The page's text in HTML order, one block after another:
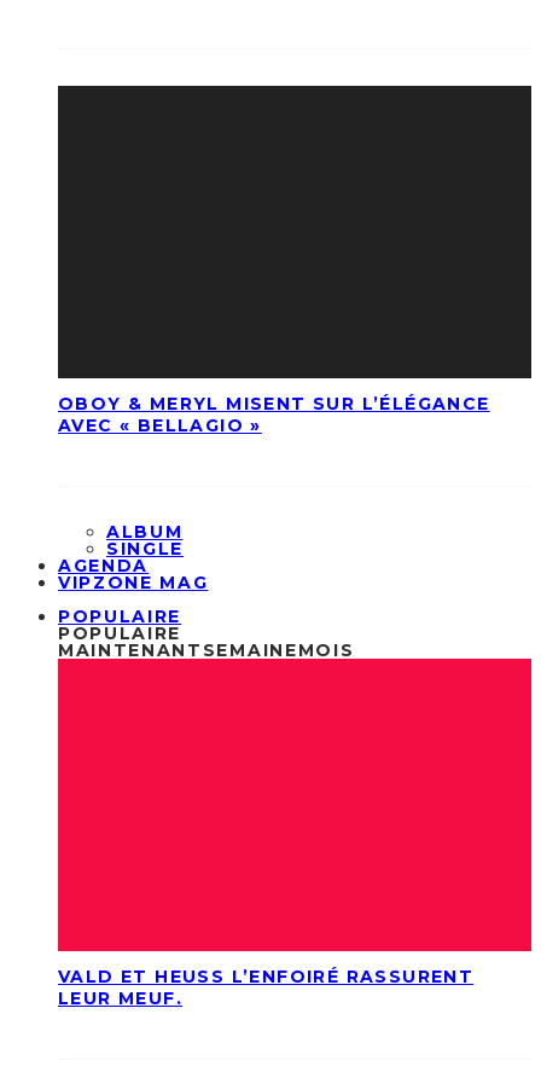
OBOY & MERYL MISENT SUR L’ÉLÉGANCE
AVEC « BELLAGIO »
ALBUM
SINGLE
AGENDA
VIPZONE MAG
POPULAIRE
POPULAIRE
MAINTENANT SEMAINEMOIS
VALD ET HEUSS L’ENFOIRÉ RASSURENT
LEUR MEUF.